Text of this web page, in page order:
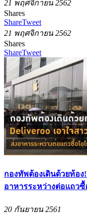
21 พฤศจิกายน 2562
Shares
ShareTweet
21 พฤศจิกายน 2562
Shares
ShareTweet
กองทัพต้องเดินด้วยท้อง!
อาหารระหว่างต่อแถว
20 กันยายน 2561